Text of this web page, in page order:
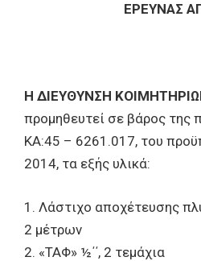
ΕΡΕΥΝΑΣ
Η ΔΙΕΥΘΥΝΣΗ
προμηθευτεί σε βάρος της
ΚΑ:45 – 6261.017, του
2014, τα εξής υλικά:
1. Λάστιχο αποχέτευσης
2 μέτρων
2. «ΤΑΦ» ½΄΄, 2 τεμάχια